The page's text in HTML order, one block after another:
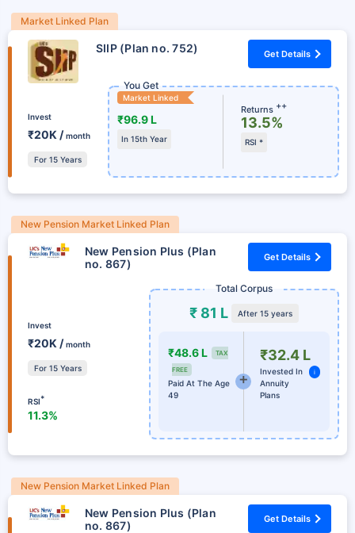
Market Linked Plan
SIIP (Plan no. 752) Get Details
Invest
₹20K /month
For 15 Years
You Get
Market Linked
₹96.9 L
In 15th Year
Returns ++
13.5%
RSI *
New Pension Market Linked Plan
New Pension Plus (Plan
no. 867)
Get Details
Invest
₹20K /month
For 15 Years
RSI*
11.3%
Total Corpus
₹ 81 L After 15 years
₹48.6 L TAX
FREE
Paid At The Age
49
₹32.4 L
Invested In
Annuity
Plans
i
New Pension Market Linked Plan
New Pension Plus (Plan
no. 867)
Get Details